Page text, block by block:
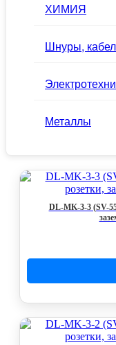
ХИМИЯ
Шнуры,
Металлы
DL-MK-3-3 (SV-